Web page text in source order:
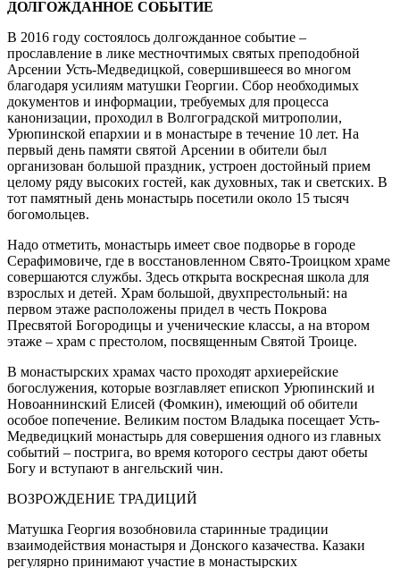
ДОЛГОЖДАННОЕ СОБЫТИЕ
В 2016 году состоялось долгожданное событие –
прославление в лике местночтимых святых преподобной
Арсении Усть-Медведицкой, совершившееся во многом
благодаря усилиям матушки Георгии. Сбор необходимых
документов и информации, требуемых для процесса
канонизации, проходил в Волгоградской митрополии,
Урюпинской епархии и в монастыре в течение 10 лет. На
первый день памяти святой Арсении в обители был
организован большой праздник, устроен достойный прием
целому ряду высоких гостей, как духовных, так и светских. В
тот памятный день монастырь посетили около 15 тысяч
богомольцев.
Надо отметить, монастырь имеет свое подворье в городе
Серафимовиче, где в восстановленном Свято-Троицком храме
совершаются службы. Здесь открыта воскресная школа для
взрослых и детей. Храм большой, двухпрестольный: на
первом этаже расположены придел в честь Покрова
Пресвятой Богородицы и ученические классы, а на втором
этаже – храм с престолом, посвященным Святой Троице.
В монастырских храмах часто проходят архиерейские
богослужения, которые возглавляет епископ Урюпинский и
Новоаннинский Елисей (Фомкин), имеющий об обители
особое попечение. Великим постом Владыка посещает Усть-
Медведицкий монастырь для совершения одного из главных
событий – пострига, во время которого сестры дают обеты
Богу и вступают в ангельский чин.
ВОЗРОЖДЕНИЕ ТРАДИЦИЙ
Матушка Георгия возобновила старинные традиции
взаимодействия монастыря и Донского казачества. Казаки
регулярно принимают участие в монастырских